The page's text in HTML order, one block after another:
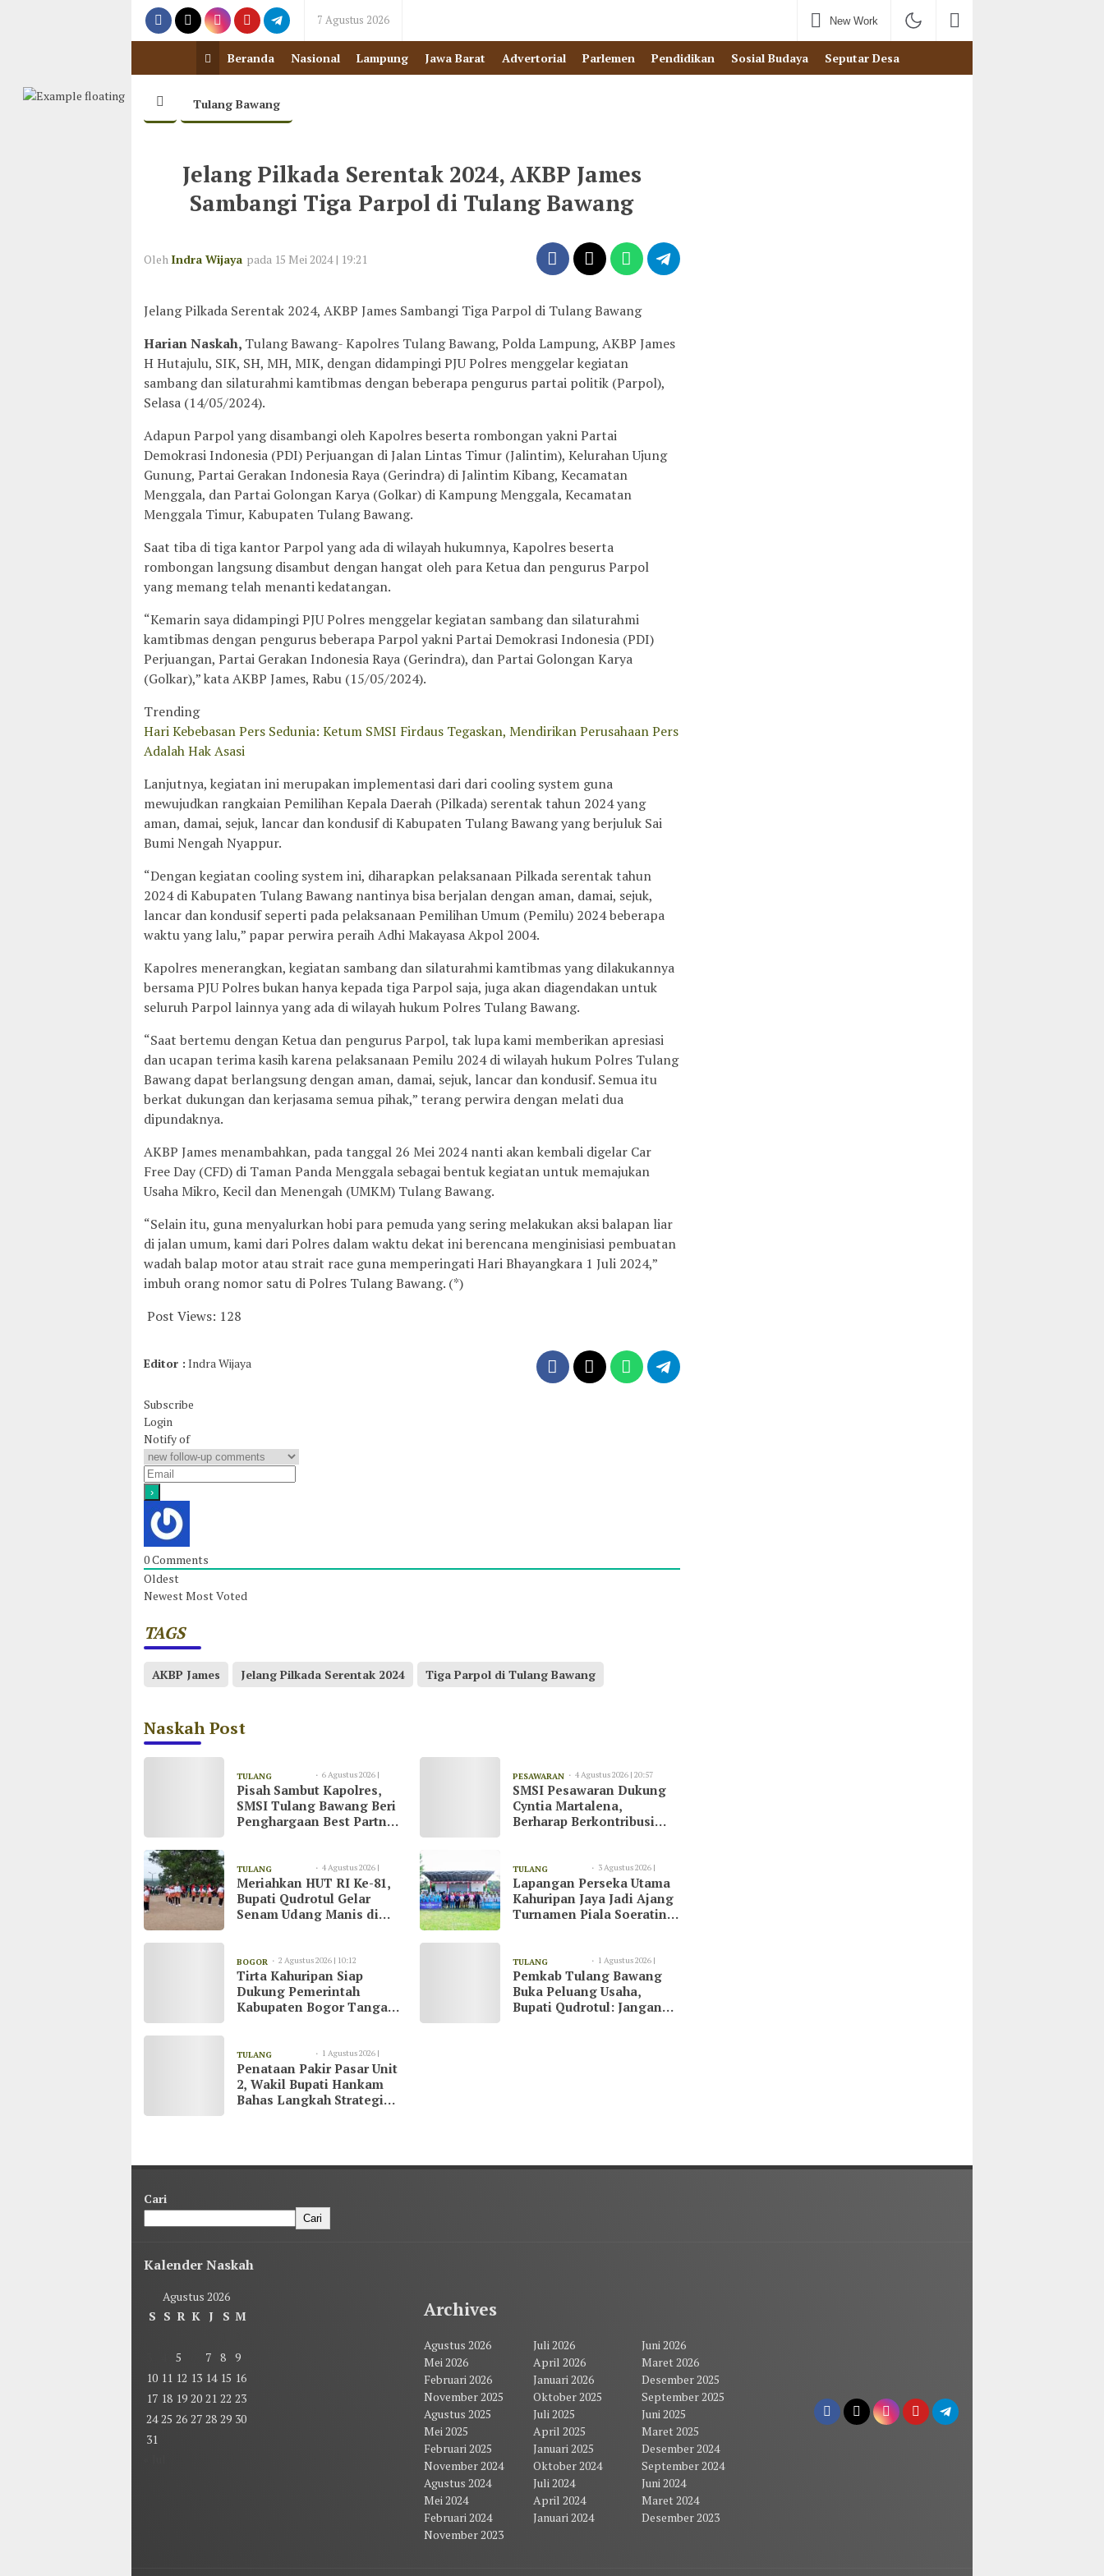
7 Agustus 2026 New Work
Beranda Nasional Lampung Jawa Barat Advertorial Parlemen Pendidikan Sosial Budaya Seputar Desa
Tulang Bawang
Jelang Pilkada Serentak 2024, AKBP James
Sambangi Tiga Parpol di Tulang Bawang
Oleh Indra Wijaya pada 15 Mei 2024 | 19:21
Jelang Pilkada Serentak 2024, AKBP James Sambangi Tiga Parpol di Tulang Bawang
Harian Naskah, Tulang Bawang- Kapolres Tulang Bawang, Polda Lampung, AKBP James
H Hutajulu, SIK, SH, MH, MIK, dengan didampingi PJU Polres menggelar kegiatan
sambang dan silaturahmi kamtibmas dengan beberapa pengurus partai politik (Parpol),
Selasa (14/05/2024).
Adapun Parpol yang disambangi oleh Kapolres beserta rombongan yakni Partai
Demokrasi Indonesia (PDI) Perjuangan di Jalan Lintas Timur (Jalintim), Kelurahan Ujung
Gunung, Partai Gerakan Indonesia Raya (Gerindra) di Jalintim Kibang, Kecamatan
Menggala, dan Partai Golongan Karya (Golkar) di Kampung Menggala, Kecamatan
Menggala Timur, Kabupaten Tulang Bawang.
Saat tiba di tiga kantor Parpol yang ada di wilayah hukumnya, Kapolres beserta
rombongan langsung disambut dengan hangat oleh para Ketua dan pengurus Parpol
yang memang telah menanti kedatangan.
“Kemarin saya didampingi PJU Polres menggelar kegiatan sambang dan silaturahmi
kamtibmas dengan pengurus beberapa Parpol yakni Partai Demokrasi Indonesia (PDI)
Perjuangan, Partai Gerakan Indonesia Raya (Gerindra), dan Partai Golongan Karya
(Golkar),” kata AKBP James, Rabu (15/05/2024).
Trending
Hari Kebebasan Pers Sedunia: Ketum SMSI Firdaus Tegaskan, Mendirikan Perusahaan Pers
Adalah Hak Asasi
Lanjutnya, kegiatan ini merupakan implementasi dari dari cooling system guna
mewujudkan rangkaian Pemilihan Kepala Daerah (Pilkada) serentak tahun 2024 yang
aman, damai, sejuk, lancar dan kondusif di Kabupaten Tulang Bawang yang berjuluk Sai
Bumi Nengah Nyappur.
“Dengan kegiatan cooling system ini, diharapkan pelaksanaan Pilkada serentak tahun
2024 di Kabupaten Tulang Bawang nantinya bisa berjalan dengan aman, damai, sejuk,
lancar dan kondusif seperti pada pelaksanaan Pemilihan Umum (Pemilu) 2024 beberapa
waktu yang lalu,” papar perwira peraih Adhi Makayasa Akpol 2004.
Kapolres menerangkan, kegiatan sambang dan silaturahmi kamtibmas yang dilakukannya
bersama PJU Polres bukan hanya kepada tiga Parpol saja, juga akan diagendakan untuk
seluruh Parpol lainnya yang ada di wilayah hukum Polres Tulang Bawang.
“Saat bertemu dengan Ketua dan pengurus Parpol, tak lupa kami memberikan apresiasi
dan ucapan terima kasih karena pelaksanaan Pemilu 2024 di wilayah hukum Polres Tulang
Bawang dapat berlangsung dengan aman, damai, sejuk, lancar dan kondusif. Semua itu
berkat dukungan dan kerjasama semua pihak,” terang perwira dengan melati dua
dipundaknya.
AKBP James menambahkan, pada tanggal 26 Mei 2024 nanti akan kembali digelar Car
Free Day (CFD) di Taman Panda Menggala sebagai bentuk kegiatan untuk memajukan
Usaha Mikro, Kecil dan Menengah (UMKM) Tulang Bawang.
“Selain itu, guna menyalurkan hobi para pemuda yang sering melakukan aksi balapan liar
di jalan umum, kami dari Polres dalam waktu dekat ini berencana menginisiasi pembuatan
wadah balap motor atau strait race guna memperingati Hari Bhayangkara 1 Juli 2024,”
imbuh orang nomor satu di Polres Tulang Bawang. (*)
Post Views: 128
Editor : Indra Wijaya
Subscribe
Login
Notify of
0Comments
Oldest
NewestMost Voted
TAGS
AKBP James Jelang Pilkada Serentak 2024 Tiga Parpol di Tulang Bawang
Naskah Post
TULANG
BAWANG
6 Agustus 2026 |
08:55
Pisah Sambut Kapolres,
SMSI Tulang Bawang Beri
Penghargaan Best Partner
PESAWARAN 4 Agustus 2026 | 20:57
SMSI Pesawaran Dukung
Cyntia Martalena,
Berharap Berkontribusi
TULANG
BAWANG
4 Agustus 2026 |
20:51
Meriahkan HUT RI Ke-81,
Bupati Qudrotul Gelar
Senam Udang Manis di
TULANG
BAWANG
3 Agustus 2026 |
13:09
Lapangan Perseka Utama
Kahuripan Jaya Jadi Ajang
Turnamen Piala Soeratin
BOGOR 2 Agustus 2026 | 10:12
Tirta Kahuripan Siap
Dukung Pemerintah
Kabupaten Bogor Tangani
TULANG
BAWANG
1 Agustus 2026 |
23:07
Pemkab Tulang Bawang
Buka Peluang Usaha,
Bupati Qudrotul: Jangan
TULANG
BAWANG
1 Agustus 2026 |
23:03
Penataan Pakir Pasar Unit
2, Wakil Bupati Hankam
Bahas Langkah Strategi
Cari
Cari
Kalender Naskah
Agustus 2026
S S R K J S M
5 7 8 9
10 11 12 13 14 15 16
17 18 19 20 21 22 23
24 25 26 27 28 29 30
31
Archives
Agustus 2026 Juli 2026
Juni 2026
Mei 2026
April 2026
Maret 2026
Februari 2026
Januari 2026
Desember 2025
November 2025
Oktober 2025
September 2025
Agustus 2025
Juli 2025
Juni 2025
Mei 2025
April 2025
Maret 2025
Februari 2025
Januari 2025
Desember 2024
November 2024
Oktober 2024
September 2024
Agustus 2024
Juli 2024
Juni 2024
Mei 2024
April 2024
Maret 2024
Februari 2024
Januari 2024
Desember 2023
November 2023